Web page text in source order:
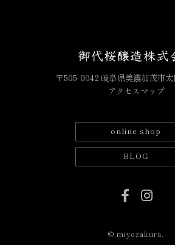
〒505-0042 岐阜県美濃加茂市
アクセスマップ
online shop
BLOG
© miyozakura.